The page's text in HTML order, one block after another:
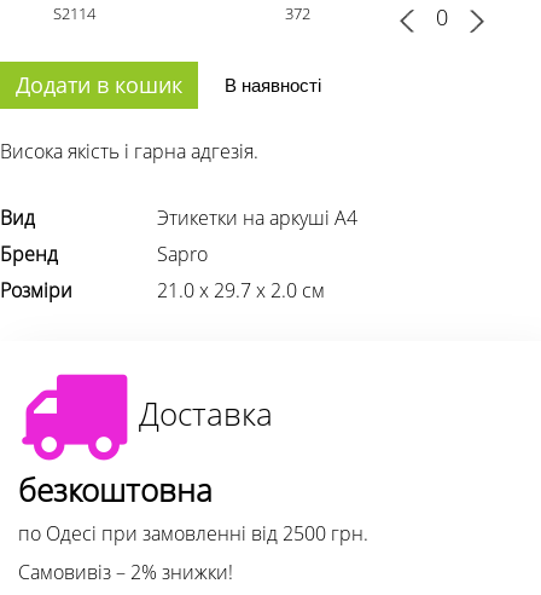
S2114
372
Додати в кошик В наявності
Висока якість і гарна адгезія.
Вид
Этикетки на аркуші А4
Бренд
Sapro
Розміри
21.0 х 29.7 х 2.0 см
Доставка
безкоштовна
по Одесі при замовленні від 2500 грн.
Самовивіз – 2% знижки!